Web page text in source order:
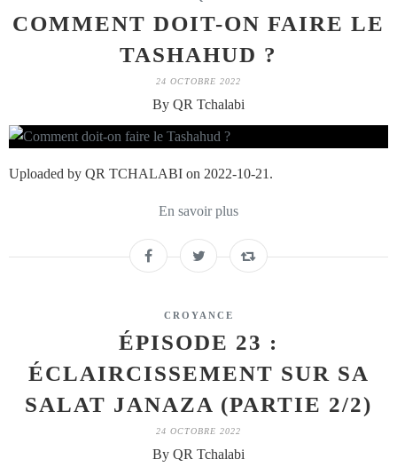
COMMENT DOIT-ON FAIRE LE
TASHAHUD ?
24 OCTOBRE 2022
By QR Tchalabi
Uploaded by QR TCHALABI on 2022-10-21.
En savoir plus
CROYANCE
ÉPISODE 23 :
ÉCLAIRCISSEMENT SUR SA
SALAT JANAZA (PARTIE 2/2)
24 OCTOBRE 2022
By QR Tchalabi